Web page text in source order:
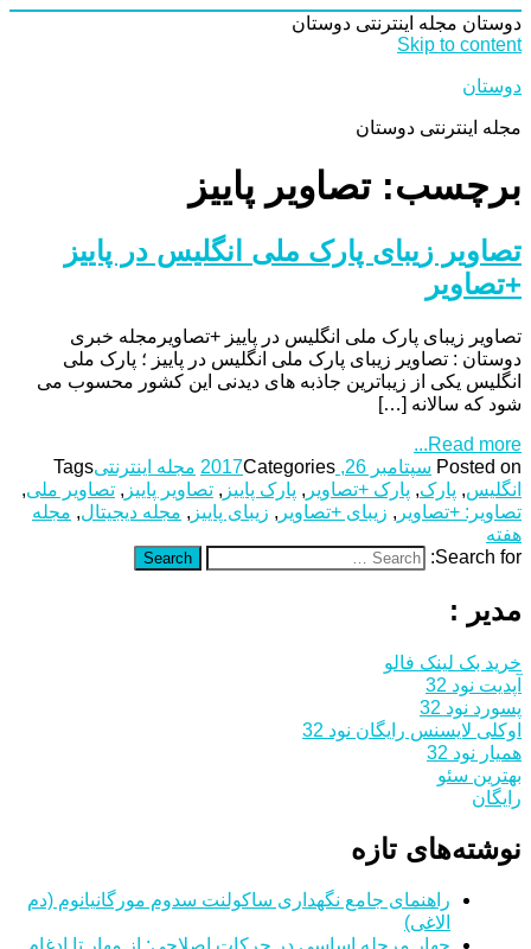
دوستان مجله اینترنتی دوستان
Skip to content
دوستان
مجله اینترنتی دوستان
برچسب: تصاویر پاییز
تصاویر زیبای پارک ملی انگلیس در پاییز
+تصاویر
تصاویر زیبای پارک ملی انگلیس در پاییز +تصاویرمجله خبری
دوستان : تصاویر زیبای پارک ملی انگلیس در پاییز ؛ پارک ملی
انگلیس یکی از زیباترین جاذبه های دیدنی این کشور محسوب می
شود که سالانه […]
Read more...
Posted on سپتامبر 26, 2017 Categories مجله اینترنتیTags
انگلیس, پارک, پارک +تصاویر , پارک پاییز , تصاویر پاییز , تصاویر ملی,
تصاویر: +تصاویر , زیبای +تصاویر , زیبای پاییز , مجله دیجیتال, مجله
هفته
Search for:
Search
مدیر :
خرید بک لینک فالو
آپدیت نود 32
پسورد نود 32
اوکلی لایسنس رایگان نود 32
همیار نود 32
بهترین سئو
رایگان
نوشته‌های تازه
راهنمای جامع نگهداری ساکولنت سدوم مورگانیانوم (دم
الاغی)